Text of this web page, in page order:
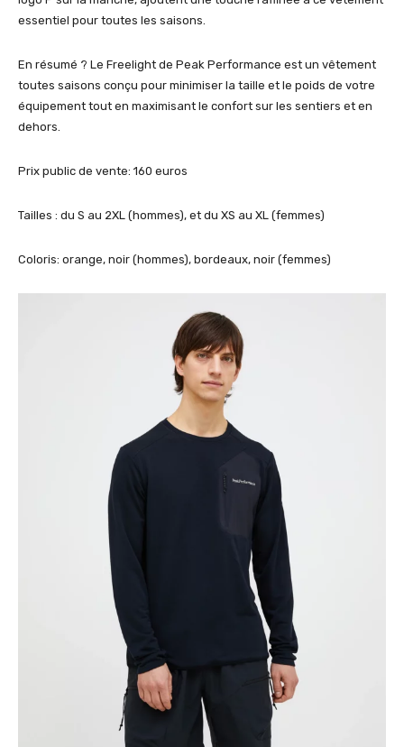
essentiel pour toutes les saisons.
En résumé ? Le Freelight de Peak Performance est un vêtement
toutes saisons conçu pour minimiser la taille et le poids de votre
équipement tout en maximisant le confort sur les sentiers et en
dehors.
Prix public de vente: 160 euros
Tailles : du S au 2XL (hommes), et du XS au XL (femmes)
Coloris: orange, noir (hommes), bordeaux, noir (femmes)